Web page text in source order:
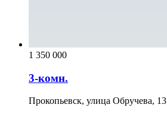
1 350 000
3-комн.
Прокопьевск, улица Обручева, 13